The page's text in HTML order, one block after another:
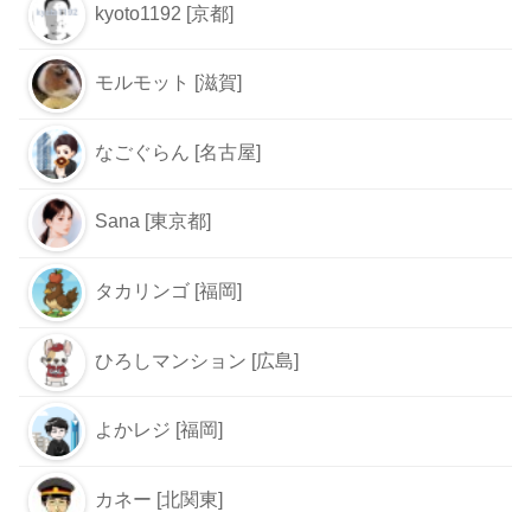
kyoto1192 [京都]
モルモット [滋賀]
なごぐらん [名古屋]
Sana [東京都]
タカリンゴ [福岡]
ひろしマンション [広島]
よかレジ [福岡]
カネー [北関東]